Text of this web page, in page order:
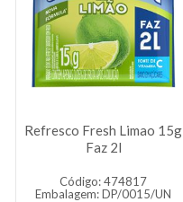
Refresco Fresh Limao 15g
Faz 2l
Código: 474817
Embalagem: DP/0015/UN